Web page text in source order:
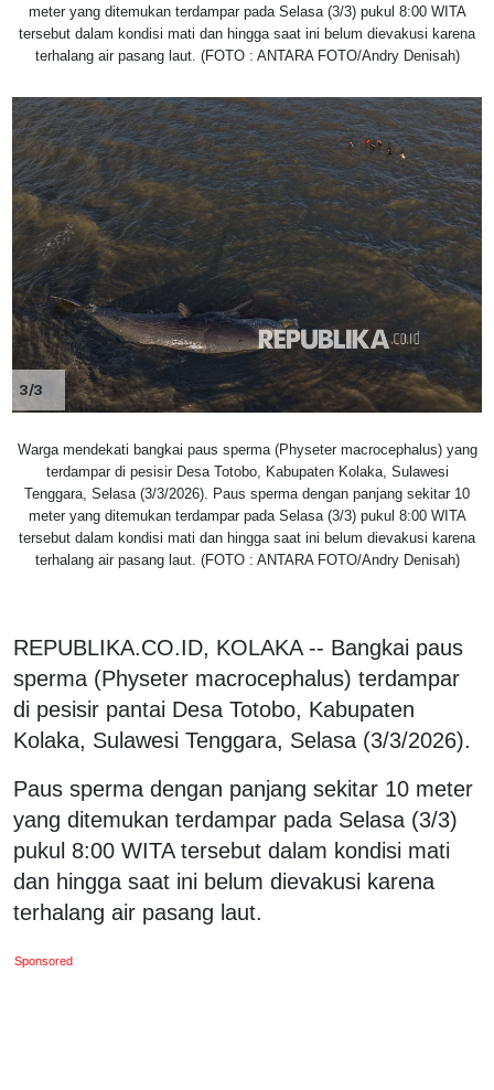
meter yang ditemukan terdampar pada Selasa (3/3) pukul 8:00 WITA
tersebut dalam kondisi mati dan hingga saat ini belum dievakusi karena
terhalang air pasang laut. (FOTO : ANTARA FOTO/Andry Denisah)
3/3
Warga mendekati bangkai paus sperma (Physeter macrocephalus) yang
terdampar di pesisir Desa Totobo, Kabupaten Kolaka, Sulawesi
Tenggara, Selasa (3/3/2026). Paus sperma dengan panjang sekitar 10
meter yang ditemukan terdampar pada Selasa (3/3) pukul 8:00 WITA
tersebut dalam kondisi mati dan hingga saat ini belum dievakusi karena
terhalang air pasang laut. (FOTO : ANTARA FOTO/Andry Denisah)
REPUBLIKA.CO.ID, KOLAKA -- Bangkai paus
sperma (Physeter macrocephalus) terdampar
di pesisir pantai Desa Totobo, Kabupaten
Kolaka, Sulawesi Tenggara, Selasa (3/3/2026).
Paus sperma dengan panjang sekitar 10 meter
yang ditemukan terdampar pada Selasa (3/3)
pukul 8:00 WITA tersebut dalam kondisi mati
dan hingga saat ini belum dievakusi karena
terhalang air pasang laut.
Sponsored